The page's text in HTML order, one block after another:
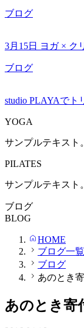
ブログ
3月15日 ヨガ × ク
ブログ
studio PLAYAでト
YOGA
サンプルテキスト
PILATES
サンプルテキスト
ブログ
BLOG
HOME
ブログ一
ブログ
あのとき
あのとき寄